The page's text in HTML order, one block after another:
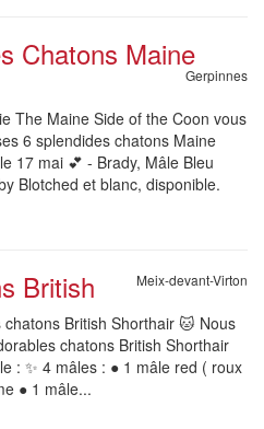
Chatons Maine
Gerpinnes
The Maine Side of the Coon vous
6 splendides chatons Maine
17 mai 💕 - Brady, Mâle Bleu
Blotched et blanc, disponible.
British Meix-devant-Virton
British Shorthair 🐱 Nous
chatons British Shorthair
: ✨ 4 mâles : ● 1 mâle red ( roux
● 1 mâle...